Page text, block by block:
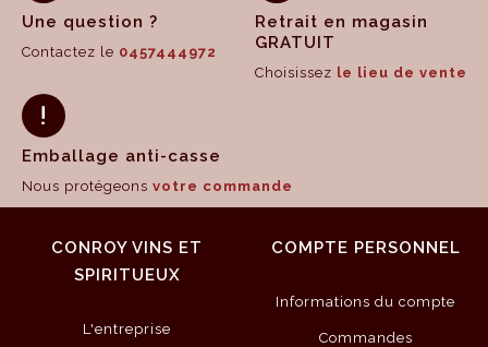
Une question ?
Contactez le 0457444972
Retrait en magasin
GRATUIT
Choisissez le lieu de vente
Emballage anti-casse
Nous protégeons votre commande
CONROY VINS ET
SPIRITUEUX
L'entreprise
COMPTE PERSONNEL
Informations du compte
Commandes